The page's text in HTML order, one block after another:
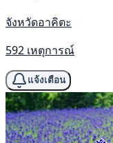
จังหวัดอาคิตะ
592 เหตุการณ์
แจ้งเตือน